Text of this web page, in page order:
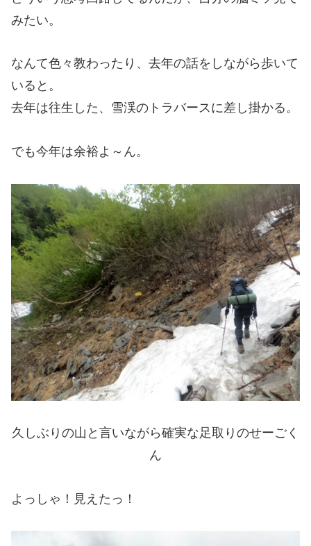
みたい。
なんて色々教わったり、去年の話をしながら歩いて
いると。
去年は往生した、雪渓のトラバースに差し掛かる。
でも今年は余裕よ～ん。
久しぶりの山と言いながら確実な足取りのせーごく
ん
よっしゃ！見えたっ！